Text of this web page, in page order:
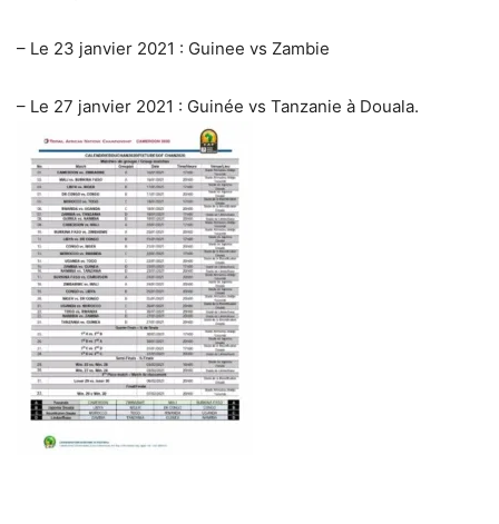
– Le 23 janvier 2021 : Guinee vs Zambie
– Le 27 janvier 2021 : Guinée vs Tanzanie à Douala.